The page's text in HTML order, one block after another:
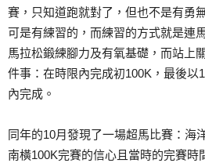
賽，只知道跑就對了，但也不是有勇
可是有練習的，而練習的方式就是連
馬拉松鍛練腳力及有氧基礎，而站上
件事：在時限內完成初100K，最後以
內完成。
同年的10月發現了一場超馬比賽：海
南橫100K完賽的信心且當時的完賽時